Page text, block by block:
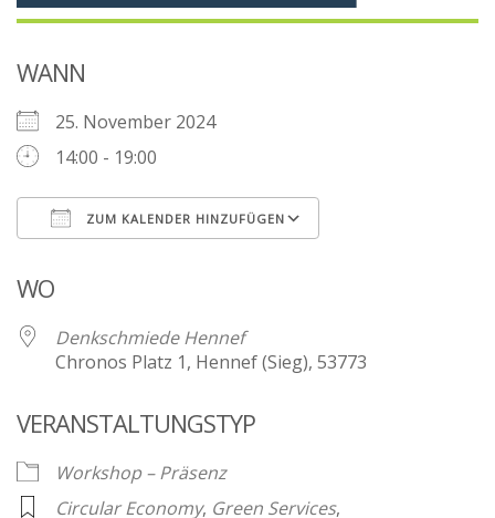
WANN
25. November 2024
14:00 - 19:00
ZUM KALENDER HINZUFÜGEN
WO
Denkschmiede Hennef
Chronos Platz 1, Hennef (Sieg), 53773
VERANSTALTUNGSTYP
Workshop – Präsenz
Circular Economy, Green Services,